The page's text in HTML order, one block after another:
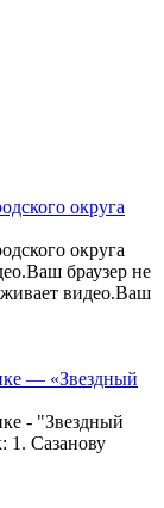
округа
округа
браузер не
видео.Ваш
— «Звездный
- "Звездный
1. Сазанову